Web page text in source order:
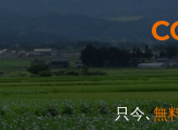
只今､無